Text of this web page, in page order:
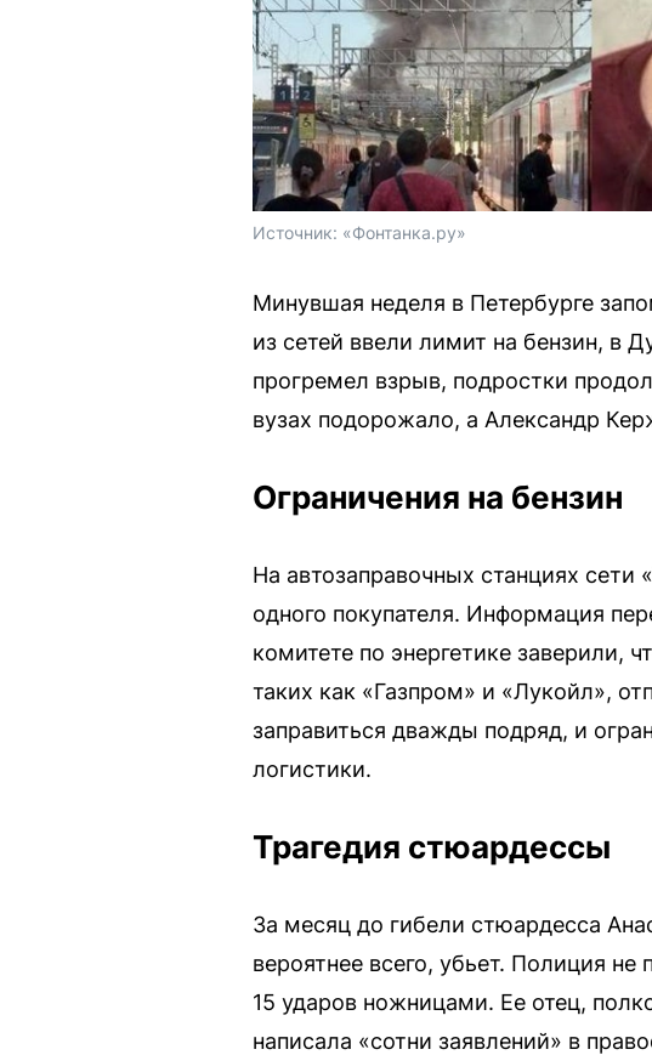
Источник: «Фонтанка.ру»
Минувшая неделя в Петербурге
из сетей ввели лимит на бензин, в
прогремел взрыв, подростки
вузах подорожало, а Александр
Ограничения на бензин
На автозаправочных станциях сети
одного покупателя. Информация
комитете по энергетике заверили,
таких как «Газпром» и «Лукойл»,
заправиться дважды подряд, и
логистики.
Трагедия стюардессы
За месяц до гибели стюардесса
вероятнее всего, убьет. Полиция
15 ударов ножницами. Ее отец,
написала «сотни заявлений» в